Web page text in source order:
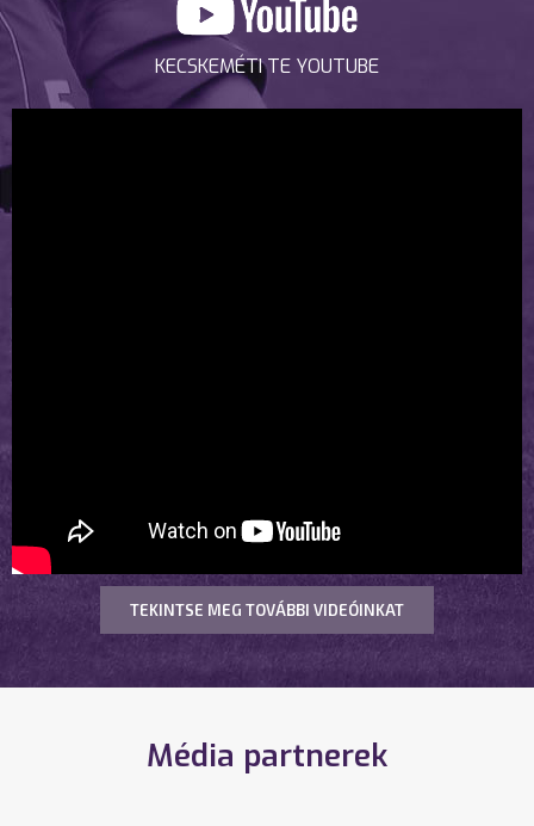
KECSKEMÉTI TE YOUTUBE
TEKINTSE MEG TOVÁBBI VIDEÓINKAT
Média partnerek